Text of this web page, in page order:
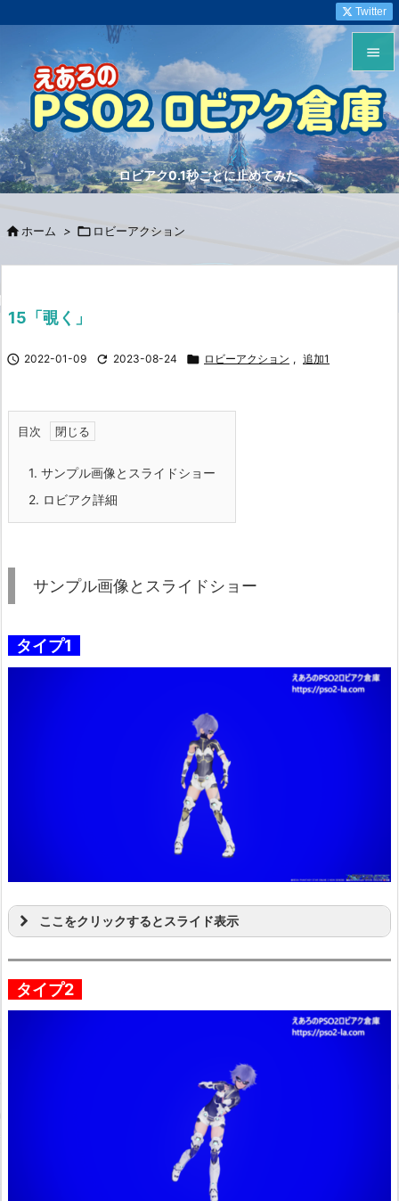
ロビアク0.1秒ごとに止めてみた


メニュ

サイド


Twitter
 ホーム >  ロビーアクション
15「覗く」
 2022-01-09  2023-08-24  ロビーアクション , 追加1
目次
1. サンプル画像とスライドショー
2. ロビアク詳細
サンプル画像とスライドショー
タイプ1
ここをクリックするとスライド表示
タイプ2